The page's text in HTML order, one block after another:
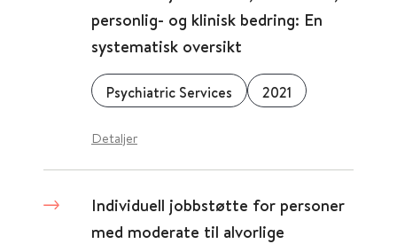
personlig- og klinisk bedring: En
systematisk oversikt
Psychiatric Services 2021
Detaljer
Individuell jobbstøtte for personer
med moderate til alvorlige